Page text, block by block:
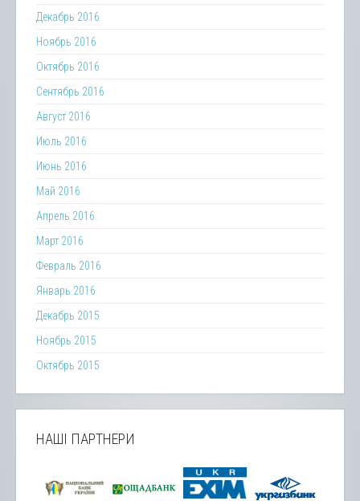
Декабрь 2016
Ноябрь 2016
Октябрь 2016
Сентябрь 2016
Август 2016
Июль 2016
Июнь 2016
Май 2016
Апрель 2016
Март 2016
Февраль 2016
Январь 2016
Декабрь 2015
Ноябрь 2015
Октябрь 2015
НАШІ ПАРТНЕРИ